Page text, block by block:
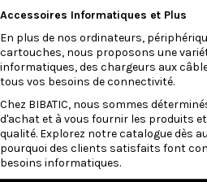
Accessoires Informatiques et Plus
En plus de nos ordinateurs,
cartouches, nous proposons une
informatiques, des chargeurs aux
tous vos besoins de connectivité.
Chez BIBATIC, nous sommes
d'achat et à vous fournir les produits
qualité. Explorez notre catalogue dès
pourquoi des clients satisfaits font
besoins informatiques.